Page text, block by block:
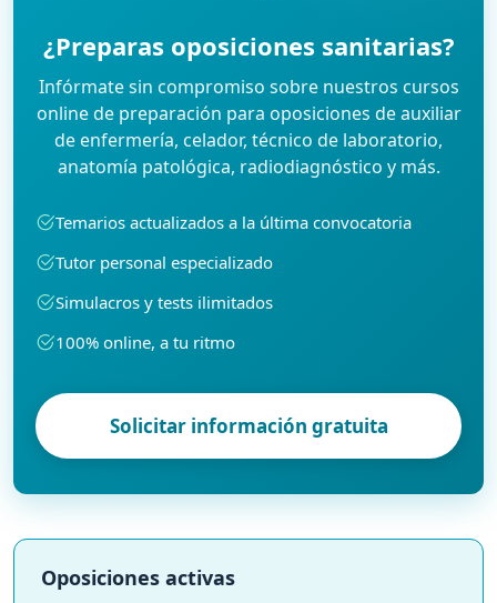
¿Preparas oposiciones sanitarias?
Infórmate sin compromiso sobre nuestros cursos
online de preparación para oposiciones de auxiliar
de enfermería, celador, técnico de laboratorio,
anatomía patológica, radiodiagnóstico y más.
Temarios actualizados a la última convocatoria
Tutor personal especializado
Simulacros y tests ilimitados
100% online, a tu ritmo
Solicitar información gratuita
Oposiciones activas